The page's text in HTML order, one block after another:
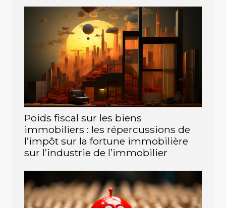
Poids fiscal sur les biens
immobiliers : les répercussions de
l’impôt sur la fortune immobilière
sur l’industrie de l’immobilier